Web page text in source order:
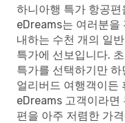
하니아행 특가 항공
eDreams는 여러분을
내하는 수천 개의 일
특가에 선보입니다.
특가를 선택하기만
얼리버드 여행객이든
eDreams 고객이라면
편을 아주 저렴한 가